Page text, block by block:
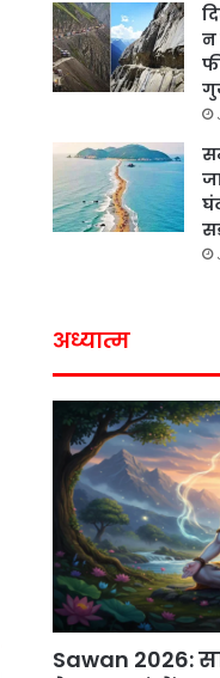
न
अध्यात्म
Sawan 2026: